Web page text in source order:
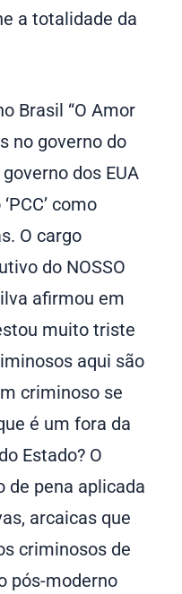
a totalidade da
Brasil “O Amor
no governo do
dos EUA
como
O cargo
do NOSSO
afirmou em
muito triste
aqui são
criminoso se
é um fora da
Estado? O
de pena aplicada
arcaicas que
criminosos de
pós-moderno